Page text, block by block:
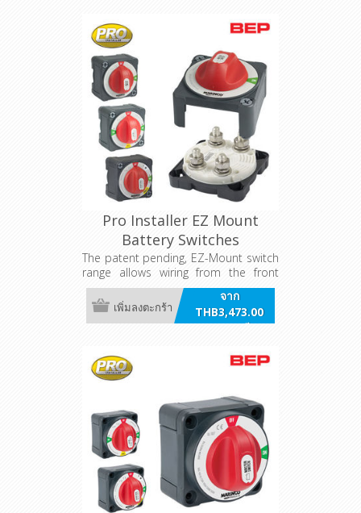
Pro Installer EZ Mount
Battery Switches
The patent pending, EZ-Mount switch
range allows wiring from the front
simplifying installation and saving
labor.
จาก
THB3,473.00
รวมภาษี
เพิ่มลงตะกร้า